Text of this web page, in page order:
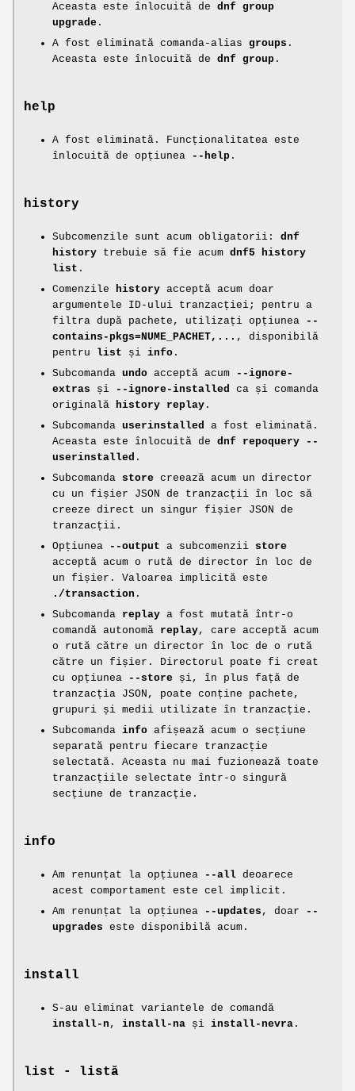
Aceasta este înlocuită de dnf group
upgrade .
A fost eliminată comanda-alias groups .
Aceasta este înlocuită de dnf group .
help
A fost eliminată. Funcționalitatea este
înlocuită de opțiunea
--help .
history
Subcomenzile sunt acum obligatorii: dnf
history trebuie să fie acum dnf5 history
list .
Comenzile history acceptă acum doar
argumentele ID-ului tranzacției; pentru a
filtra după pachete, utilizați opțiunea
--
contains-pkgs=NUME_PACHET,... , disponibilă
pentru list și info .
Subcomanda undo acceptă acum
--ignore-
extras și --ignore-installed ca și comanda
originală history replay .
Subcomanda userinstalled a fost eliminată.
Aceasta este înlocuită de dnf repoquery --
userinstalled .
Subcomanda store creează acum un director
cu un fișier JSON de tranzacții în loc să
creeze direct un singur fișier JSON de
tranzacții.
Opțiunea
--output a subcomenzii store
acceptă acum o rută de director în loc de
un fișier. Valoarea implicită este
./transaction .
Subcomanda replay a fost mutată într-o
comandă autonomă replay, care acceptă acum
o rută către un director în loc de o rută
către un fișier. Directorul poate fi creat
cu opțiunea
--store și, în plus față de
tranzacția JSON, poate conține pachete,
grupuri și medii utilizate în tranzacție.
Subcomanda info afișează acum o secțiune
separată pentru fiecare tranzacție
selectată. Aceasta nu mai fuzionează toate
tranzacțiile selectate într-o singură
secțiune de tranzacție.
info
Am renunțat la opțiunea --all deoarece
acest comportament este cel implicit.
Am renunțat la opțiunea
--updates , doar
--
upgrades este disponibilă acum.
install
S-au eliminat variantele de comandă
install-n , install-na și install-nevra .
list - listă